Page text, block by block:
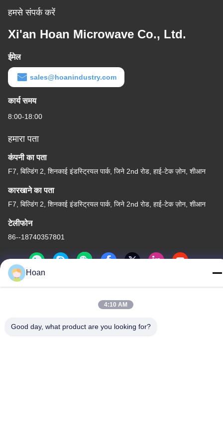
हमसे संपर्क करें
Xi'an Hoan Microwave Co., Ltd.
ईमेल
sales@hoanindustry.com
कार्य समय
8:00-18:00
हमारा पता
कंपनी का पता
F7, बिल्डिंग 2, शिनकाई इंडस्ट्रियल पार्क, जिने 2nd रोड, हाई-टेक ज़ोन, शीआन
कारखाने का पता
F7, बिल्डिंग 2, शिनकाई इंडस्ट्रियल पार्क, जिने 2nd रोड, हाई-टेक ज़ोन, शीआन
टेलीफोन
86--18740357801
Xi'an Hoan Microwave Co., Ltd. . सर्वाधिकार सुरक्षित।
Hoan
4:10 AM
Good day, what product are you looking for?